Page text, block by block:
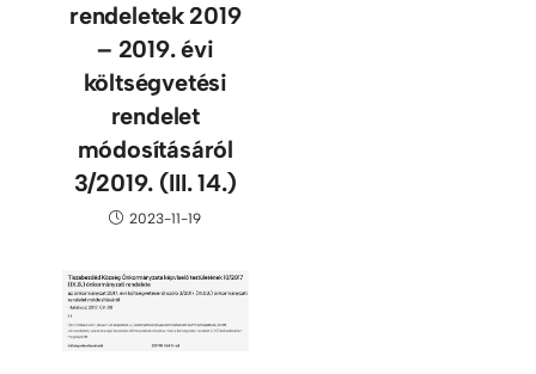
rendeletek 2019
– 2019. évi
költségvetési
rendelet
módosításáról
3/2019. (III. 14.)
2023-11-19